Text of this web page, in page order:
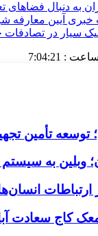
به دنبال
آیین
سیار در
ساعت : 7:04:22
تأمین
وبلین به سیستم
کاج سعادت